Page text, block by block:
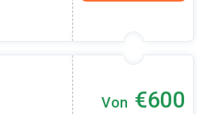
Von €600